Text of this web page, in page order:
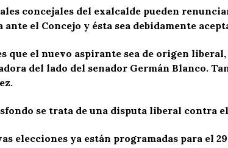
concejales del exalcalde pueden
ante el Concejo y ésta sea debidamente
que el nuevo aspirante sea de origen
del lado del senador Germán Blanco.
se trata de una disputa liberal contra
elecciones ya están programadas para el